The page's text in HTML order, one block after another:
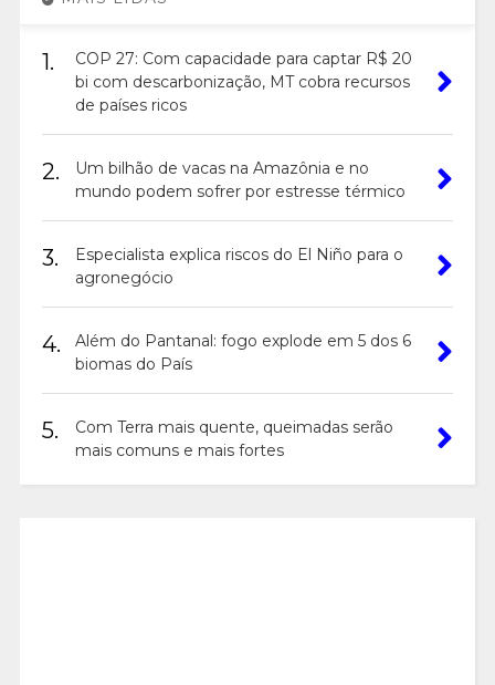
1.
COP 27: Com capacidade para captar R$ 20
bi com descarbonização, MT cobra recursos
de países ricos
2.
Um bilhão de vacas na Amazônia e no
mundo podem sofrer por estresse térmico
3.
Especialista explica riscos do El Niño para o
agronegócio
4.
Além do Pantanal: fogo explode em 5 dos 6
biomas do País
5.
Com Terra mais quente, queimadas serão
mais comuns e mais fortes